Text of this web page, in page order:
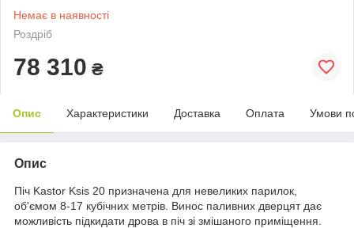
Немає в наявності
Роздріб
78 310 ₴
Опис Характеристики Доставка Оплата Умови
Опис
Піч Kastor Ksis 20 призначена для невеликих парилок,
об'ємом 8-17 кубічних метрів. Винос паливних дверцят дає
можливість підкидати дрова в піч зі змішаного приміщення.